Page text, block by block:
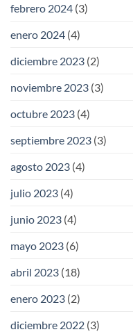
febrero 2024 (3)
enero 2024 (4)
diciembre 2023 (2)
noviembre 2023 (3)
octubre 2023 (4)
septiembre 2023 (3)
agosto 2023 (4)
julio 2023 (4)
junio 2023 (4)
mayo 2023 (6)
abril 2023 (18)
enero 2023 (2)
diciembre 2022 (3)